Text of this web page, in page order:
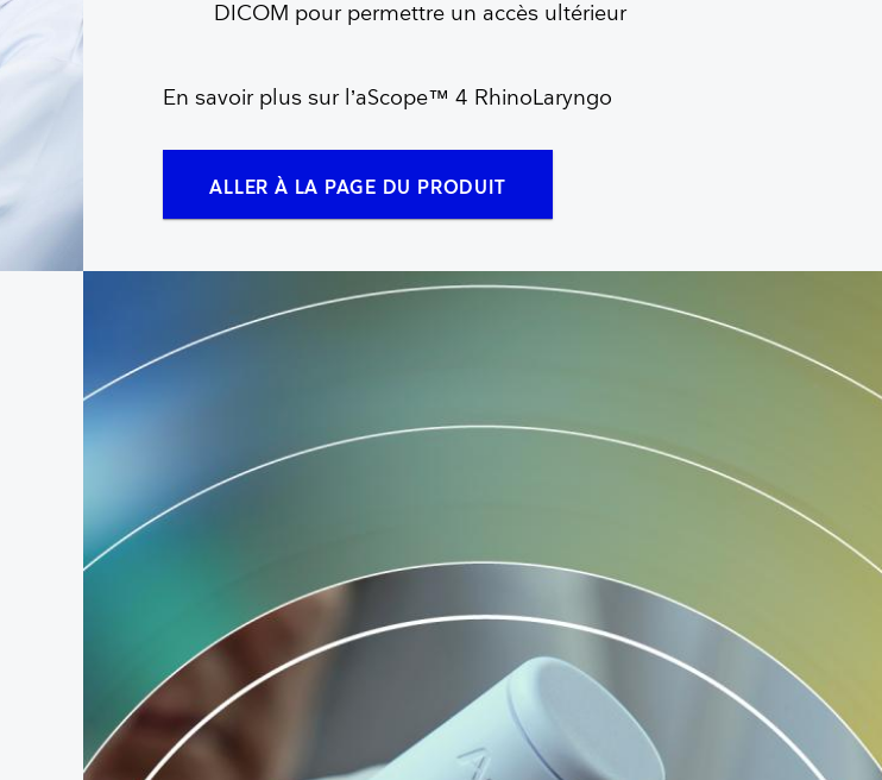
DICOM pour permettre un accès ultérieur
En savoir plus sur l’aScope™ 4 RhinoLaryngo
ALLER À LA PAGE DU PRODUIT